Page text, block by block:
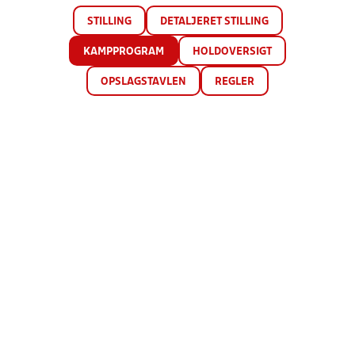
STILLING DETALJERET STILLING
KAMPPROGRAM HOLDOVERSIGT
OPSLAGSTAVLEN REGLER